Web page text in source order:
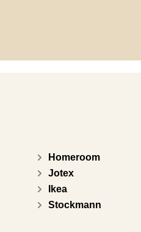
Homeroom
Jotex
Ikea
Stockmann